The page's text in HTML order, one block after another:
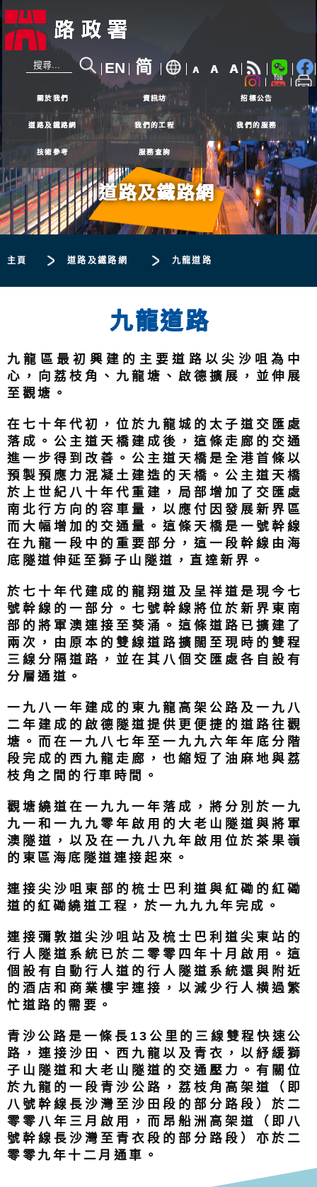
EN 简 A A A
24小時熱線 2926 4111
關於我們 資訊坊 招標公告
道路及鐵路網 我們的工程 我們的服務
技術參考 服務查詢
主頁
道路及鐵路網
道路及鐵路網 九龍道路
九龍道路
九龍區最初興建的主要道路以尖沙咀為中
心，向荔枝角、九龍塘、啟德擴展，並伸展
至觀塘。
在七十年代初，位於九龍城的太子道交匯處
落成。公主道天橋建成後，這條走廊的交通
進一步得到改善。公主道天橋是全港首條以
預製預應力混凝土建造的天橋。公主道天橋
於上世紀八十年代重建，局部增加了交匯處
南北行方向的容車量，以應付因發展新界區
而大幅增加的交通量。這條天橋是一號幹線
在九龍一段中的重要部分，這一段幹線由海
底隧道伸延至獅子山隧道，直達新界。
於七十年代建成的龍翔道及呈祥道是現今七
號幹線的一部分。七號幹線將位於新界東南
部的將軍澳連接至葵涌。這條道路已擴建了
兩次，由原本的雙線道路擴闊至現時的雙程
三線分隔道路，並在其八個交匯處各自設有
分層通道。
一九八一年建成的東九龍高架公路及一九八
二年建成的啟德隧道提供更便捷的道路往觀
塘。而在一九八七年至一九九六年年底分階
段完成的西九龍走廊，也縮短了油麻地與荔
枝角之間的行車時間。
觀塘繞道在一九九一年落成，將分別於一九
九一和一九九零年啟用的大老山隧道與將軍
澳隧道，以及在一九八九年啟用位於茶果嶺
的東區海底隧道連接起來。
連接尖沙咀東部的梳士巴利道與紅磡的紅磡
道的紅磡繞道工程，於一九九九年完成。
連接彌敦道尖沙咀站及梳士巴利道尖東站的
行人隧道系統已於二零零四年十月啟用。這
個設有自動行人道的行人隧道系統還與附近
的酒店和商業樓宇連接，以減少行人横過繁
忙道路的需要。
青沙公路是一條長13公里的三線雙程快速公
路，連接沙田、西九龍以及青衣，以紓緩獅
子山隧道和大老山隧道的交通壓力。有關位
於九龍的一段青沙公路，荔枝角高架道（即
八號幹線長沙灣至沙田段的部分路段）於二
零零八年三月啟用，而昂船洲高架道（即八
號幹線長沙灣至青衣段的部分路段）亦於二
零零九年十二月通車。